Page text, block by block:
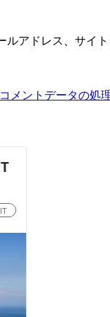
アドレス、サイト
コメントデータの処